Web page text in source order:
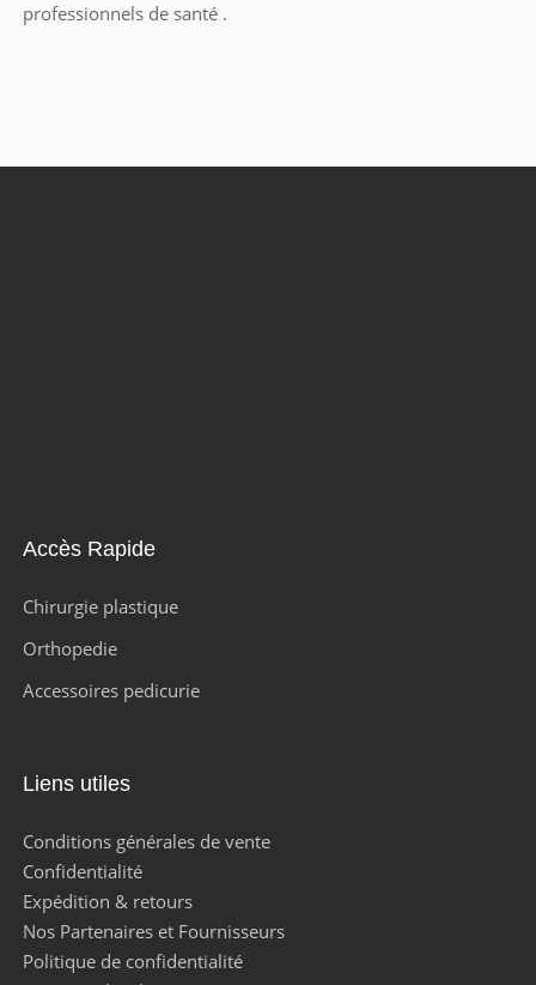
professionnels de santé .
Accès Rapide
Chirurgie plastique
Orthopedie
Accessoires pedicurie
Liens utiles
Conditions générales de vente
Confidentialité
Expédition & retours
Nos Partenaires et Fournisseurs
Politique de confidentialité